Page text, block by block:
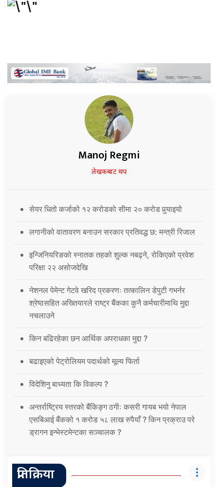
Manoj Regmi
लेखकबाट थप
सेयर धितो कर्जाको १२ करोडको सीमा २० करोड पुर्‍याइयो
लगानीको वातावरण बनाउन सरकार प्रतिवद्ध छ: मन्त्री रिजाल
इन्जिनियरिङको स्नातक तहको शुल्क नबढ्ने, रोकिएको प्रवेश
परिक्षा २२ असोजदेखि
नेशनल पेमेन्ट गेटवे खरिद प्रकरणः तत्कालिन डेपुटी गभर्नर
श्रेष्ठसहित अख्तियारले राष्ट्र बैंकका कुनै कर्मचारीमाथि मुद्दा
नचलाउने
किन बढिरहेका छन आर्थिक अपराधका मुद्दा ?
बढाइएको पेट्रोलियम पदार्थको मूल्य फिर्ता
विदेशिनु बाध्यता कि विकल्प ?
अन्तर्राष्ट्रिय स्तरको बैंकिङ्ग ठगीः कसरी गायब भयो नेपाल
एसबिआई बैंकको १ करोड ५८ लाख रुपैयाँ ? किन प्रक्राउ परे
ड्रागन इन्भेस्टमेन्टका सञ्चालक ?
प्रतिक्रिया